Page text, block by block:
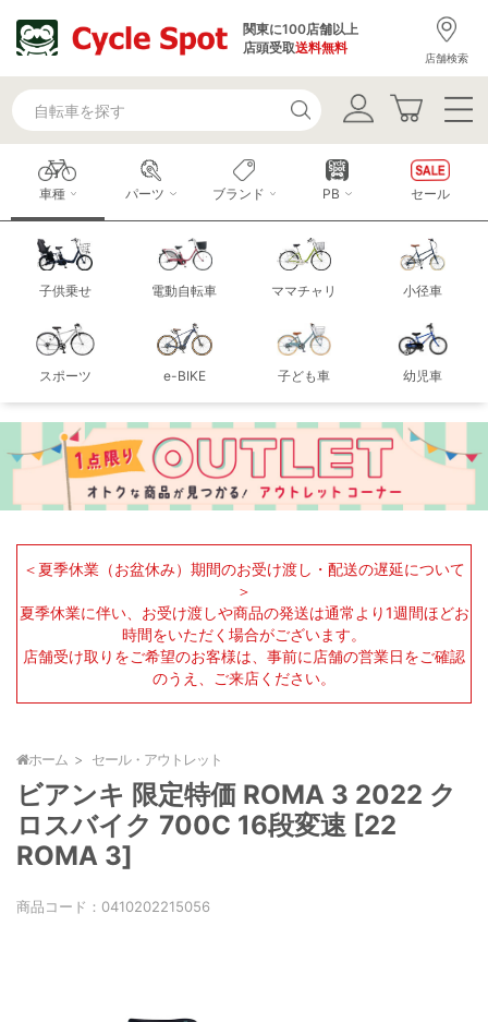
関東に100店舗以上
店頭受取送料無料
店舗検索
車種
子供乗せ 電動自転車 ママチャリ 小径車
スポーツ e-BIKE 子ども車 幼児車
パーツ ブランド PB セール
＜夏季休業（お盆休み）期間のお受け渡し・配送の遅延について
＞
夏季休業に伴い、お受け渡しや商品の発送は通常より1週間ほどお
時間をいただく場合がございます。
店舗受け取りをご希望のお客様は、事前に店舗の営業日をご確認
のうえ、ご来店ください。
ホーム セール・アウトレット
ビアンキ 限定特価 ROMA 3 2022 ク
ロスバイク 700C 16段変速 [22
ROMA 3]
商品コード： 0410202215056